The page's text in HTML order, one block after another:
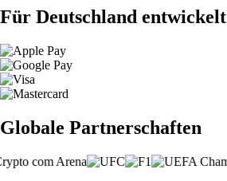
Für Deutschland entwickelt
Globale Partnerschaften